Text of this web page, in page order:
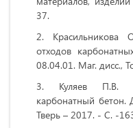
37.
Красильникова
отходов
08.04.01. Маг. дисс.,
Куляев П.В.
карбонатный бетон.
Тверь – 2017. - С. -